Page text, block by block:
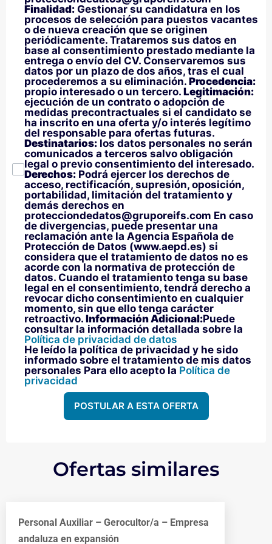
Finalidad: Gestionar su candidatura en los
procesos de selección para puestos vacantes
o de nueva creación que se originen
periódicamente. Trataremos sus datos en
base al consentimiento prestado mediante la
entrega o envío del CV. Conservaremos sus
datos por un plazo de dos años, tras el cual
procederemos a su eliminación.Procedencia:
propio interesado o un tercero.Legitimación:
ejecución de un contrato o adopción de
medidas precontractuales si el candidato se
ha inscrito en una oferta y/o interés legítimo
del responsable para ofertas futuras.
Destinatarios: los datos personales no serán
comunicados a terceros salvo obligación
legal o previo consentimiento del interesado.
Derechos: Podrá ejercer los derechos de
acceso, rectificación, supresión, oposición,
portabilidad, limitación del tratamiento y
demás derechos en
protecciondedatos@gruporeifs.com En caso
de divergencias, puede presentar una
reclamación ante la Agencia Española de
Protección de Datos (www.aepd.es) si
considera que el tratamiento de datos no es
acorde con la normativa de protección de
datos. Cuando el tratamiento tenga su base
legal en el consentimiento, tendrá derecho a
revocar dicho consentimiento en cualquier
momento, sin que ello tenga carácter
retroactivo.Información Adicional:Puede
consultar la información detallada sobre la
Política de privacidad de datos
He leído la política de privacidad y he sido
informado sobre el tratamiento de mis datos
personales Para ello acepto la Política de
privacidad
POSTULAR A ESTA OFERTA
Ofertas similares
Personal Auxiliar – Gerocultor/a – Empresa
andaluza en expansión